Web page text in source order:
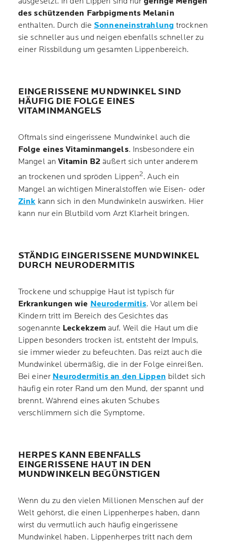
des schützenden Farbpigments Melanin
enthalten. Durch die Sonneneinstrahlung trocknen
sie schneller aus und neigen ebenfalls schneller zu
einer Rissbildung um gesamten Lippenbereich.
EINGERISSENE MUNDWINKEL SIND
HÄUFIG DIE FOLGE EINES
VITAMINMANGELS
Oftmals sind eingerissene Mundwinkel auch die
Folge eines Vitaminmangels. Insbesondere ein
Mangel an Vitamin B2 äußert sich unter anderem
an trockenen und spröden Lippen2. Auch ein
Mangel an wichtigen Mineralstoffen wie Eisen- oder
Zink kann sich in den Mundwinkeln auswirken. Hier
kann nur ein Blutbild vom Arzt Klarheit bringen.
STÄNDIG EINGERISSENE MUNDWINKEL
DURCH NEURODERMITIS
Trockene und schuppige Haut ist typisch für
Erkrankungen wie Neurodermitis. Vor allem bei
Kindern tritt im Bereich des Gesichtes das
sogenannte Leckekzem auf. Weil die Haut um die
Lippen besonders trocken ist, entsteht der Impuls,
sie immer wieder zu befeuchten. Das reizt auch die
Mundwinkel übermäßig, die in der Folge einreißen.
Bei einer Neurodermitis an den Lippen bildet sich
häufig ein roter Rand um den Mund, der spannt und
brennt. Während eines akuten Schubes
verschlimmern sich die Symptome.
HERPES KANN EBENFALLS
EINGERISSENE HAUT IN DEN
MUNDWINKELN BEGÜNSTIGEN
Wenn du zu den vielen Millionen Menschen auf der
Welt gehörst, die einen Lippenherpes haben, dann
wirst du vermutlich auch häufig eingerissene
Mundwinkel haben. Lippenherpes tritt nach dem